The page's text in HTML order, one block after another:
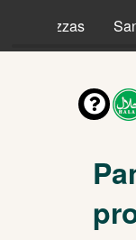
Pizzas